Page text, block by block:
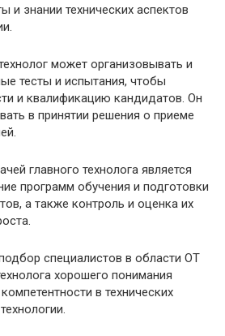
и знании технических аспектов
может организовывать и
тесты и испытания, чтобы
и квалификацию кандидатов. Он
в принятии решения о приеме
главного технолога является
программ обучения и подготовки
а также контроль и оценка их
специалистов в области ОТ
хорошего понимания
в технических